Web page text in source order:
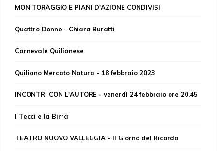
MONITORAGGIO E PIANI D'AZIONE CONDIVISI
Quattro Donne - Chiara Buratti
Carnevale Quilianese
Quiliano Mercato Natura - 18 febbraio 2023
INCONTRI CON L'AUTORE - venerdì 24 febbraio ore 20.45
I Tecci e la Birra
TEATRO NUOVO VALLEGGIA - Il Giorno del Ricordo